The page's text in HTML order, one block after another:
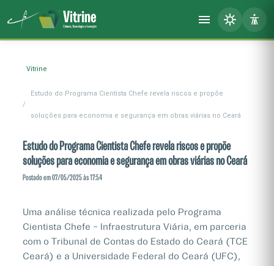
Vitrine
Estudo do Programa Cientista Chefe revela riscos e propõe
soluções para economia e segurança em obras viárias no Ceará
Estudo do Programa Cientista Chefe revela riscos e propõe
soluções para economia e segurança em obras viárias no Ceará
Postado em 07/05/2025 às 17:54
Uma análise técnica realizada pelo Programa
Cientista Chefe – Infraestrutura Viária, em parceria
com o Tribunal de Contas do Estado do Ceará (TCE
Ceará) e a Universidade Federal do Ceará (UFC),